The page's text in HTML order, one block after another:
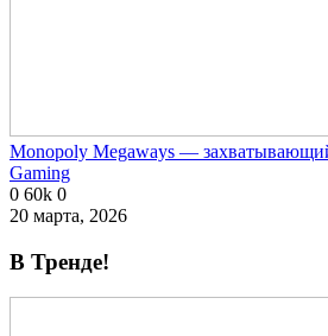
Monopoly Megaways —
Gaming
0 60k 0
20 марта, 2026
В Тренде!